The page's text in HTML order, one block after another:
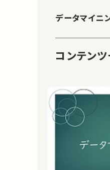
データマイニ
コンテン